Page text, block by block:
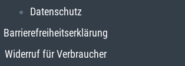
Datenschutz
Barrierefreiheitserklärung
Widerruf für Verbraucher